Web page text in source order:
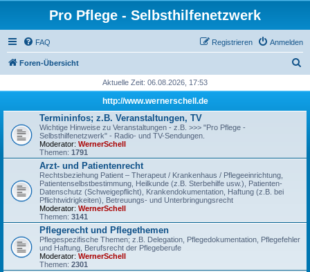
Pro Pflege - Selbsthilfenetzwerk
FAQ Anmelden
Registrieren
Foren-Übersicht
h
Aktuelle Zeit: 06.08.2026, 17:53
http://www.wernerschell.de
Termininfos; z.B. Veranstaltungen, TV
Wichtige Hinweise zu Veranstaltungen - z.B. >>> "Pro Pflege -
Selbsthilfenetzwerk" - Radio- und TV-Sendungen.
Moderator: WernerSchell
Themen: 1791
Arzt- und Patientenrecht
Rechtsbeziehung Patient – Therapeut / Krankenhaus / Pflegeeinrichtung,
Patientenselbstbestimmung, Heilkunde (z.B. Sterbehilfe usw.), Patienten-
Datenschutz (Schweigepflicht), Krankendokumentation, Haftung (z.B. bei
Pflichtwidrigkeiten), Betreuungs- und Unterbringungsrecht
Moderator: WernerSchell
Themen: 3141
Pflegerecht und Pflegethemen
Pflegespezifische Themen; z.B. Delegation, Pflegedokumentation, Pflegefehler
und Haftung, Berufsrecht der Pflegeberufe
Moderator: WernerSchell
Themen: 2301